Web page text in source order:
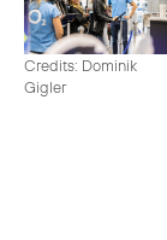
Credits: Dominik
Gigler